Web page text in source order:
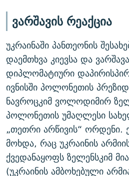
ვარშავის რეაქცია
უკრაინაში პანთეონის
დაემთხვა კიევსა და
დიპლომატიური
ივნისში პოლონეთის
ნავროცკიმ ვოლოდიმირ
პოლონეთის უმაღლესი
„თეთრი არწივის“ ორდენი.
მოხდა, რაც უკრაინის
ქვედანაყოფს ზელენსკიმ
(უკრაინის ამბოხებული